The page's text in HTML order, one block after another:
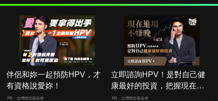
伴侶和妳一起預防HPV，才
有資格說愛妳！
PR・台灣癌症基金會
立即諮詢HPV！是對自己健
康最好的投資，把握現在不
嫌晚！
PR・台灣癌症基金會